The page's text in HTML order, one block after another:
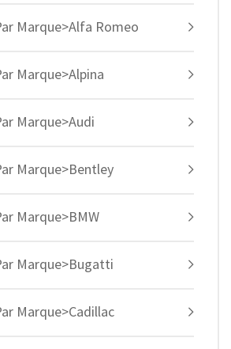
Marque>Alfa Romeo
Marque>Alpina
Marque>Audi
Marque>Bentley
Marque>BMW
Marque>Bugatti
Marque>Cadillac